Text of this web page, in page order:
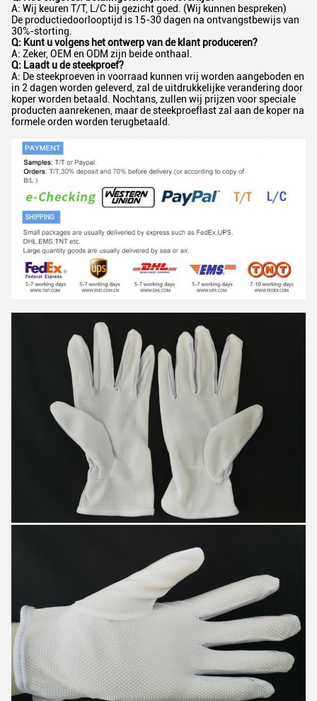
A: Wij keuren T/T, L/C bij gezicht goed. (Wij kunnen bespreken)
De productiedoorlooptijd is 15-30 dagen na ontvangstbewijs van
30%-storting.
Q: Kunt u volgens het ontwerp van de klant produceren?
A: Zeker, OEM en ODM zijn beide onthaal.
Q: Laadt u de steekproef?
A: De steekproeven in voorraad kunnen vrij worden aangeboden en
in 2 dagen worden geleverd, zal de uitdrukkelijke verandering door
koper worden betaald. Nochtans, zullen wij prijzen voor speciale
producten aanrekenen, maar de steekproeflast zal aan de koper na
formele orden worden terugbetaald.